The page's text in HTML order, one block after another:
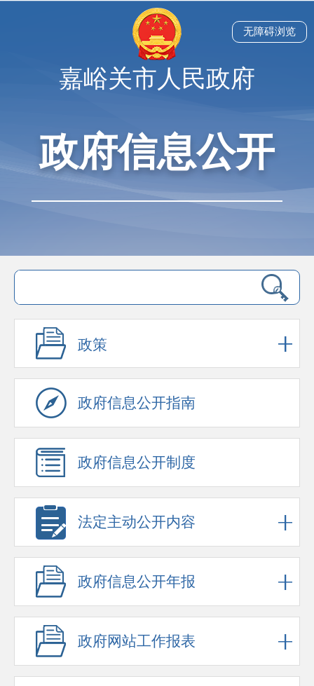
嘉峪关市人民政府
政府信息公开
无障碍浏览
政策
政府信息公开指南
政府信息公开制度
法定主动公开内容
政府信息公开年报
政府网站工作报表